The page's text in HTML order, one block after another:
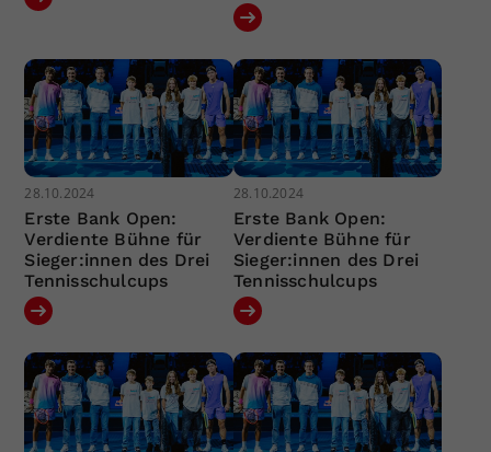
28.10.2024
Erste Bank Open:
Verdiente Bühne für
Sieger:innen des Drei
Tennisschulcups
28.10.2024
Erste Bank Open:
Verdiente Bühne für
Sieger:innen des Drei
Tennisschulcups